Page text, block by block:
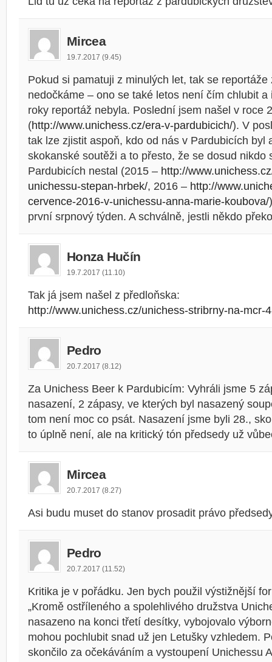
Mircea
19.7.2017 (9.45)
Pokud si pamatuji z minulých let, tak se reportáže
nedočkáme – ono se také letos není čím chlubit
roky reportáž nebyla. Poslední jsem našel v roce
(http://www.unichess.cz/era-v-pardubicich/). V
tak lze zjistit aspoň, kdo od nás v Pardubicích byl
skokanské soutěži a to přesto, že se dosud nikdo
Pardubicích nestal (2015 – http://
unichessu-stepan-hrbek/, 2016 – http://
cervence-2016-v-unichessu-anna-marie-koubova/
první srpnový týden. A schválně, jestli někdo
Honza Hučín
19.7.2017 (11.10)
Tak já jsem našel z předloňska:
http://www.unichess.cz/unichess-stribrny-na-mcr-
Pedro
20.7.2017 (8.12)
Za Unichess Beer k Pardubicím: Vyhráli jsme 5
nasazení, 2 zápasy, ve kterých byl nasazený
tom není moc co psát. Nasazení jsme byli 28.,
to úplně není, ale na kritický tón předsedy už
Mircea
20.7.2017 (8.27)
Asi budu muset do stanov prosadit právo
Pedro
20.7.2017 (11.52)
Kritika je v pořádku. Jen bych použil výstižnější
„Kromě ostříleného a spolehlivého družstva
nasazeno na konci třetí desítky, vybojovalo
mohou pochlubit snad už jen Letušky vzhledem.
skončilo za očekáváním a vystoupení Unichessu